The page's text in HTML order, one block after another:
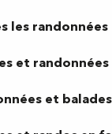
les randonnées
et
et
2024